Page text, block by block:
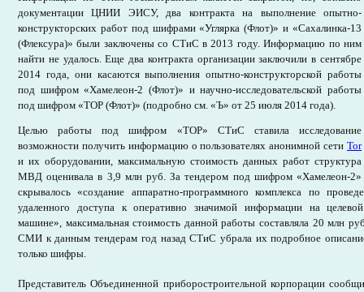
документации ЦНИИ ЭИСУ, два контракта на выполнение опытно-
конструкторских работ под шифрами «Углярка (Флот)» и «Сахалинка-13
(Флексура)» были заключены со СТиС в 2013 году. Информацию по ним
найти не удалось. Еще два контракта организации заключили в сентябре
2014 года, они касаются выполнения опытно-конструкторской работы
под шифром «Хамелеон-2 (Флот)» и научно-исследовательской работы
под шифром «ТОР (Флот)» (подробно см. «Ъ» от 25 июля 2014 года).
Целью работы под шифром «ТОР» СТиС ставила исследование
возможности получить информацию о пользователях анонимной сети Tor
и их оборудовании, максимальную стоимость данных работ структура
МВД оценивала в 3,9 млн руб. За тендером под шифром «Хамелеон-2»
скрывалось «создание аппаратно-программного комплекса по
удаленного доступа к оперативно значимой информации на целевой
машине», максимальная стоимость данной работы составляла 20 млн
СМИ к данным тендерам год назад СТиС убрала их подробное описание
только шифры.
Представитель Объединенной приборостроительной корпорации